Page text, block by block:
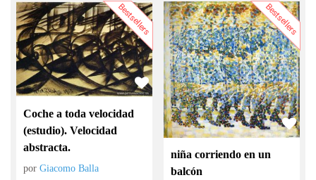
Bestsellers
Coche a toda velocidad
(estudio). Velocidad
abstracta.
porGiacomo Balla
Bestsellers
niña corriendo en un
balcón